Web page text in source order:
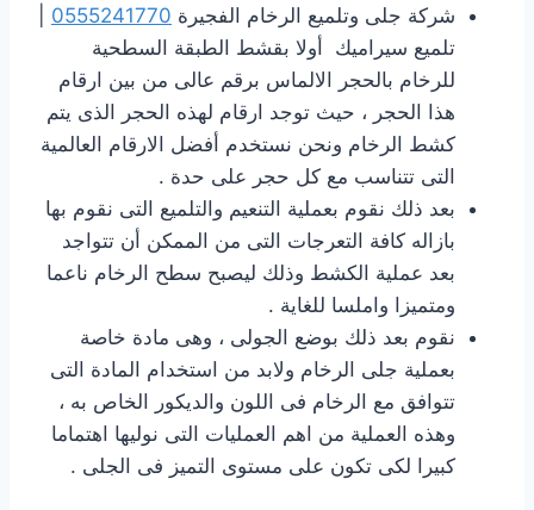
شركة جلى وتلميع الرخام الفجيرة 0555241770
تلميع سيراميك أولا بقشط الطبقة السطحية
للرخام بالحجر الالماس برقم عالى من بين ارقام
هذا الحجر ، حيث توجد ارقام لهذه الحجر الذى يتم
كشط الرخام ونحن نستخدم أفضل الارقام العالمية
التى تتناسب مع كل حجر على حدة .
بعد ذلك نقوم بعملية التنعيم والتلميع التى نقوم بها
بازاله كافة التعرجات التى من الممكن أن تتواجد
بعد عملية الكشط وذلك ليصبح سطح الرخام ناعما
ومتميزا واملسا للغاية .
نقوم بعد ذلك بوضع الجولى ، وهى مادة خاصة
بعملية جلى الرخام ولابد من استخدام المادة التى
تتوافق مع الرخام فى اللون والديكور الخاص به ،
وهذه العملية من اهم العمليات التى نوليها اهتماما
كبيرا لكى تكون على مستوى التميز فى الجلى .